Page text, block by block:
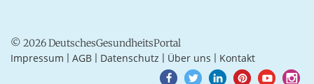
© 2026 DeutschesGesundheitsPortal
Impressum AGB Datenschutz Über uns Kontakt